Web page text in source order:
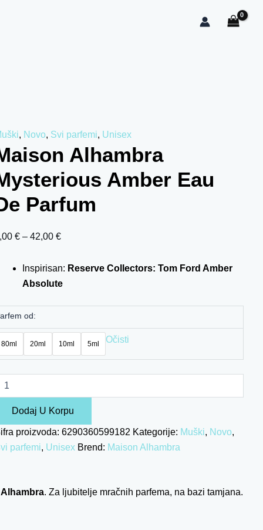
, Novo, Svi parfemi, Unisex
Alhambra
Amber Eau
Parfum
€ – 42,00 €
Inspirisan: Reserve Collectors: Tom Ford Amber
Absolute
od:
80ml 20ml 10ml 5ml Očisti
Dodaj U Korpu
proizvoda: 6290360599182 Kategorije: Muški, Novo,
parfemi, Unisex Brend: Maison Alhambra
Alhambra. Za ljubitelje mračnih parfema, na bazi tamjana.